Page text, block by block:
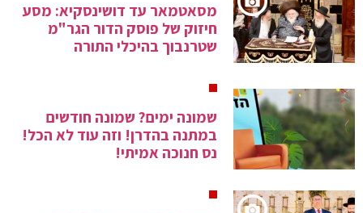
מסאטמאר עד דושינסקיא: מסע
חיזוק של פוסק הדור הגר"מ
שטרנבוך בהיכלי התורה
שמונה ימים? שמונה חודשים
במתנה בהדרן! וזה עוד לא הכל!
נס חנוכה אמיתי!